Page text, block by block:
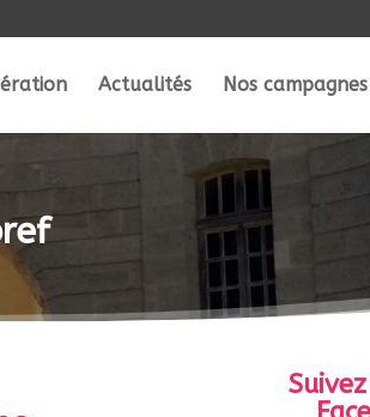
Actualités Nos campagnes